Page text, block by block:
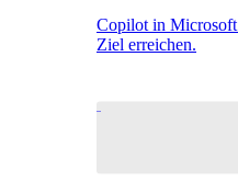
Copilot in Microsoft
Ziel erreichen.